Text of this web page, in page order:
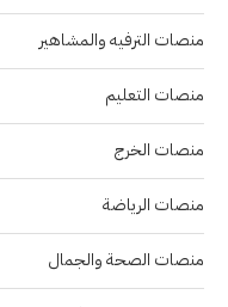
منصات الترفيه والمشاهير
منصات التعليم
منصات الخرج
منصات الرياضة
منصات الصحة والجمال